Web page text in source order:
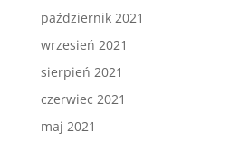
październik 2021
wrzesień 2021
sierpień 2021
czerwiec 2021
maj 2021